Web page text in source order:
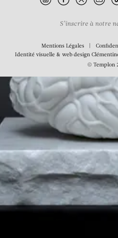
Gisant (The
S’inscrire à notre
Mentions Légales
Identité visuelle & web design
© Templon